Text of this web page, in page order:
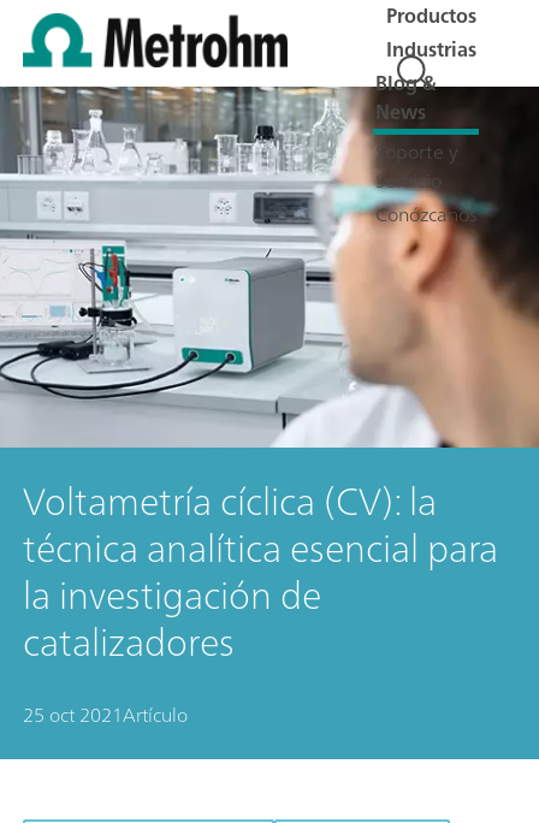
Productos
Industrias
Blog &
News
Soporte y
Servicio
Conózcanos
Voltametría cíclica (CV): la
técnica analítica esencial para
la investigación de
catalizadores
25 oct 2021Artículo